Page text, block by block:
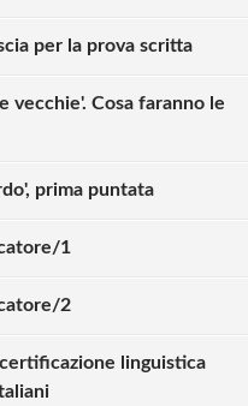
per la prova scritta
vecchie'. Cosa faranno le
prima puntata
1
2
linguistica